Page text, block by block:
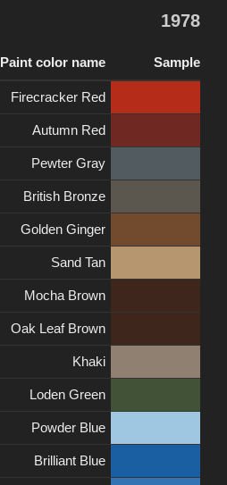
1978
Sample
Paint color name
Firecracker Red
Autumn Red
Pewter Gray
British Bronze
Golden Ginger
Sand Tan
Mocha Brown
Oak Leaf Brown
Khaki
Loden Green
Powder Blue
Brilliant Blue